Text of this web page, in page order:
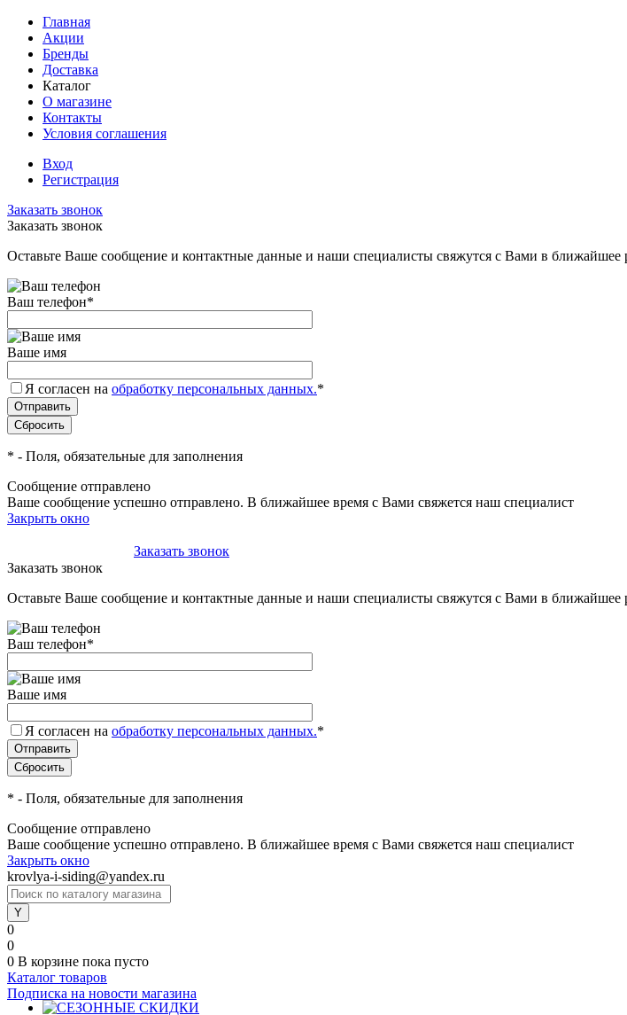
Главная
Акции
Бренды
Доставка
Каталог
О магазине
Контакты
Условия соглашения
Вход
Регистрация
Заказать звонок
Заказать звонок
Оставьте Ваше сообщение и контактные данные и наши специалисты свяжутся с Вами в ближайшее
Ваш телефон*
Ваше имя
Я согласен на обработку персональных данных.*
* - Поля, обязательные для заполнения
Сообщение отправлено
Ваше сообщение успешно отправлено. В ближайшее время с Вами свяжется наш специалист
Закрыть окно
Заказать звонок
Заказать звонок
Оставьте Ваше сообщение и контактные данные и наши специалисты свяжутся с Вами в ближайшее
Ваш телефон*
Ваше имя
Я согласен на обработку персональных данных.*
* - Поля, обязательные для заполнения
Сообщение отправлено
Ваше сообщение успешно отправлено. В ближайшее время с Вами свяжется наш специалист
Закрыть окно
krovlya-i-siding@yandex.ru
0
0
0 В корзине пока пусто
Каталог товаров
Подписка на новости магазина